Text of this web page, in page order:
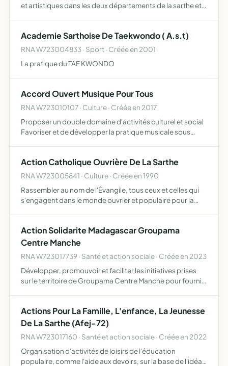
et artistiques dans les deux départements de la sarthe et
Academie Sarthoise De Taekwondo ( A.s.t)
RNA W723004833 · Sport · Créée en 2001
La pratique du TAE KWONDO
Accord Ouvert Musique Pour Tous
RNA W723010107 · Culture · Créée en 2017
Proposer un double domaine d'activités culturel et social
Favoriser et de développer la pratique musicale sous
Action Catholique Ouvrière De La Sarthe
RNA W723005841 · Culture · Créée en 1990
Rassembler au nom de l'Évangile, tous ceux et celles qui
s'engagent dans le monde ouvrier et populaire pour la
Action Solidarite Madagascar Groupama
Centre Manche
RNA W723017739 · Santé et action sociale · Créée en 2023
Développer, promouvoir et faciliter les initiatives prises
sur le territoire de Groupama Centre Manche pour fournir
Actions Pour La Famille, L'enfance, La Jeunesse
De La Sarthe (Afej-72)
RNA W723017160 · Santé et action sociale · Créée en 2022
Organisation d'activités de loisirs de l'éducation
populaire, comme l'aide aux devoirs, sur la base de l'idéal